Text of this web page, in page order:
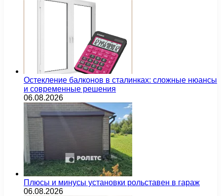
Остекление балконов в сталинках: сложные нюансы
и современные решения
06.08.2026
Плюсы и минусы установки рольставен в гараж
06.08.2026